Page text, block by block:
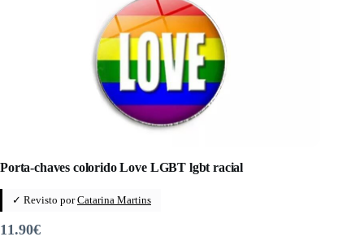
Porta-chaves colorido Love LGBT lgbt racial
✓ Revisto porCatarina Martins
11.90€